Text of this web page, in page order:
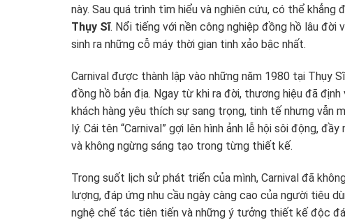
này. Sau quá trình tìm hiểu và nghiên cứu, có thể
Thụy Sĩ. Nổi tiếng với nền công nghiệp đồng hồ lâu đời
sinh ra những cỗ máy thời gian tinh xảo bậc nhất.
Carnival được thành lập vào những năm 1980 tại Thụy
đồng hồ bản địa. Ngay từ khi ra đời, thương hiệu đã
khách hàng yêu thích sự sang trọng, tinh tế nhưng vẫn
lý. Cái tên “Carnival” gợi lên hình ảnh lễ hội sôi động,
và không ngừng sáng tạo trong từng thiết kế.
Trong suốt lịch sử phát triển của mình, Carnival đã
lượng, đáp ứng nhu cầu ngày càng cao của người tiêu
nghệ chế tác tiên tiến và những ý tưởng thiết kế độc